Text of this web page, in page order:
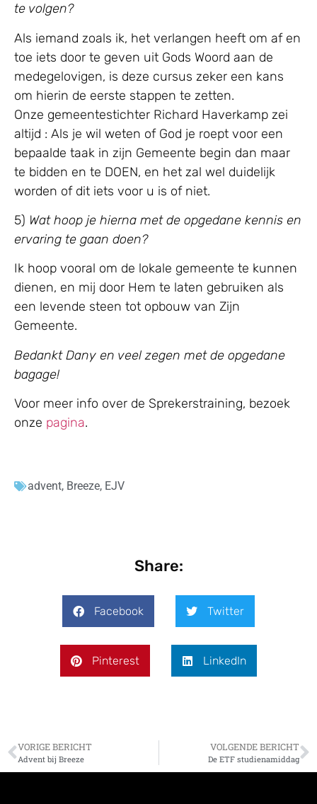
te volgen?
Als iemand zoals ik, het verlangen heeft om af en
toe iets door te geven uit Gods Woord aan de
medegelovigen, is deze cursus zeker een kans
om hierin de eerste stappen te zetten.
Onze gemeentestichter Richard Haverkamp zei
altijd : Als je wil weten of God je roept voor een
bepaalde taak in zijn Gemeente begin dan maar
te bidden en te DOEN, en het zal wel duidelijk
worden of dit iets voor u is of niet.
5) Wat hoop je hierna met de opgedane kennis en
ervaring te gaan doen?
Ik hoop vooral om de lokale gemeente te kunnen
dienen, en mij door Hem te laten gebruiken als
een levende steen tot opbouw van Zijn
Gemeente.
Bedankt Dany en veel zegen met de opgedane
bagage!
Voor meer info over de Sprekerstraining, bezoek
onze pagina.
advent, Breeze, EJV
Share:
Facebook Twitter
Pinterest LinkedIn
VORIGE BERICHT
Advent bij Breeze
VOLGENDE BERICHT
De ETF studienamiddag